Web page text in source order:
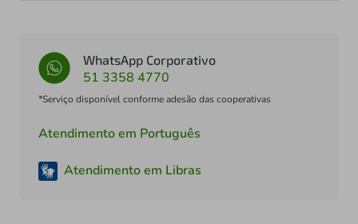
WhatsApp Corporativo
51 3358 4770
*Serviço disponível conforme adesão das cooperativas
Atendimento em Português
Atendimento em Libras